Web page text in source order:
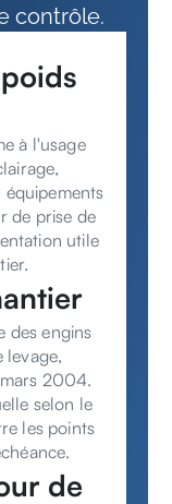
contrôle.
à l'usage
de prise de
utile
des engins
levage,
2004.
selon le
les points
de